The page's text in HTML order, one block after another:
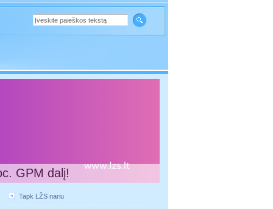
GPM dalį!
Tapk LŽS nariu